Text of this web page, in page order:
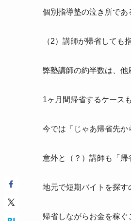
個別指導塾の泣き所であ
（2）講師が帰省しても
弊塾講師の約半数は、他
1ヶ月間帰省するケース
今では「じゃあ帰省先か
意外と（？）講師も「帰
地元で短期バイトを探す
帰省しながらお金を稼ぐ